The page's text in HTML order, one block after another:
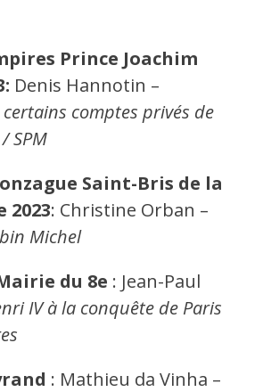
Prince Joachim
Denis Hannotin –
comptes privés de
SPM
Saint-Bris de la
2023: Christine Orban –
Michel
du 8e : Jean-Paul
IV à la conquête de Paris
: Mathieu da Vinha –